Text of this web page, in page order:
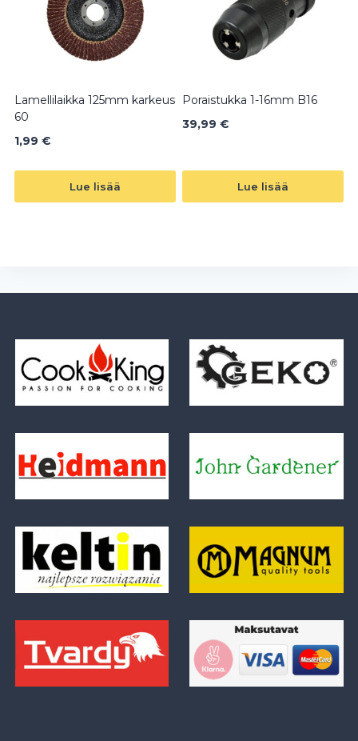
Lamellilaikka 125mm karkeus
60
1,99 €
Lue lisää
Poraistukka 1-16mm B16
39,99 €
Lue lisää